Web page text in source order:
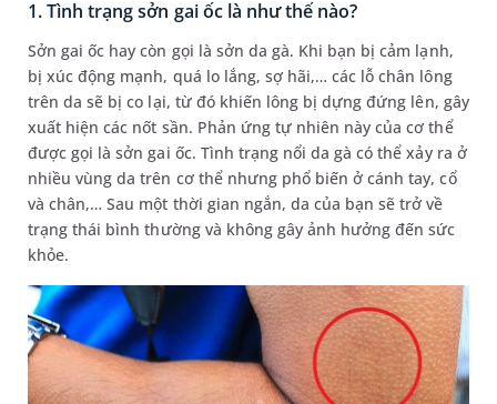
1. Tình trạng sởn gai ốc là như thế nào?
Sởn gai ốc hay còn gọi là sởn da gà. Khi bạn bị cảm lạnh,
bị xúc động mạnh, quá lo lắng, sợ hãi,… các lỗ chân lông
trên da sẽ bị co lại, từ đó khiến lông bị dựng đứng lên, gây
xuất hiện các nốt sần. Phản ứng tự nhiên này của cơ thể
được gọi là sởn gai ốc. Tình trạng nổi da gà có thể xảy ra ở
nhiều vùng da trên cơ thể nhưng phổ biến ở cánh tay, cổ
và chân,… Sau một thời gian ngắn, da của bạn sẽ trở về
trạng thái bình thường và không gây ảnh hưởng đến sức
khỏe.